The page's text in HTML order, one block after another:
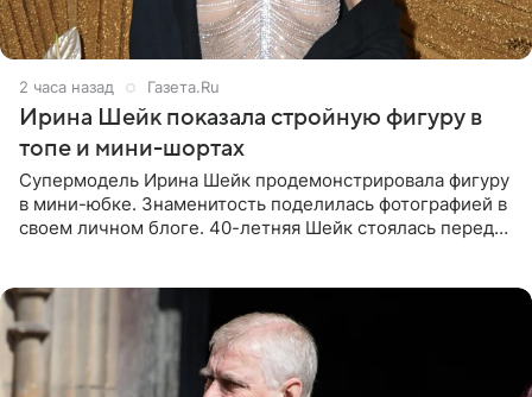
2 часа назад Газета.Ru
Ирина Шейк показала стройную фигуру в
топе и мини-шортах
Супермодель Ирина Шейк продемонстрировала фигуру
в мини-юбке. Знаменитость поделилась фотографией в
своем личном блоге. 40-летняя Шейк стоялась перед